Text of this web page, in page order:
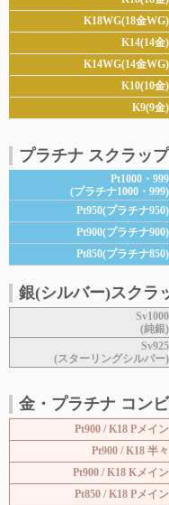
K18WG(18金WG)
K14(14金)
K14WG(14金WG)
K10(10金)
K9(9金)
プラチナ スクラッ
Pt1000・999
(プラチナ1000・999)
Pt950(プラチナ950)
Pt900(プラチナ900)
Pt850(プラチナ850)
銀(シルバー)スクラ
Sv1000
(純銀)
Sv925
(スターリングシルバー)
金・プラチナ コン
Pt900 / K18 Pメイン
Pt900 / K18 半々
Pt900 / K18 Kメイン
Pt850 / K18 Pメイン